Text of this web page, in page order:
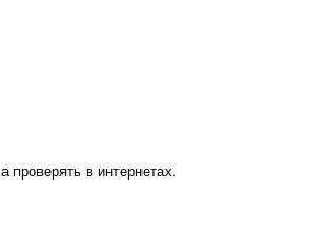
проверять в интернетах.